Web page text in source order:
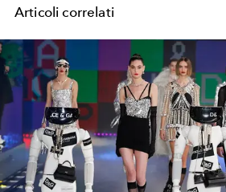
Articoli correlati